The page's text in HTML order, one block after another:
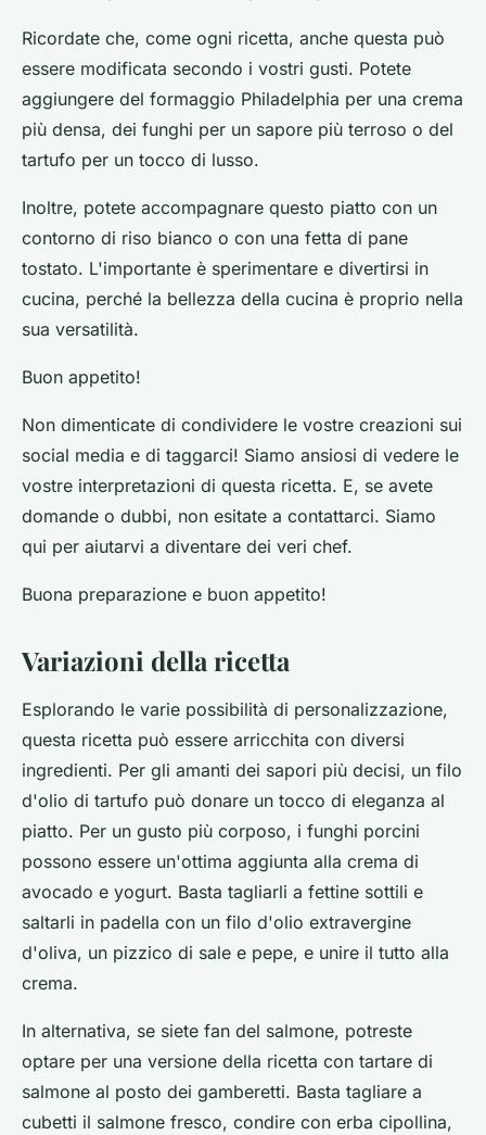
Ricordate che, come ogni ricetta, anche questa può
essere modificata secondo i vostri gusti. Potete
aggiungere del formaggio Philadelphia per una crema
più densa, dei funghi per un sapore più terroso o del
tartufo per un tocco di lusso.
Inoltre, potete accompagnare questo piatto con un
contorno di riso bianco o con una fetta di pane
tostato. L'importante è sperimentare e divertirsi in
cucina, perché la bellezza della cucina è proprio nella
sua versatilità.
Buon appetito!
Non dimenticate di condividere le vostre creazioni sui
social media e di taggarci! Siamo ansiosi di vedere le
vostre interpretazioni di questa ricetta. E, se avete
domande o dubbi, non esitate a contattarci. Siamo
qui per aiutarvi a diventare dei veri chef.
Buona preparazione e buon appetito!
Variazioni della ricetta
Esplorando le varie possibilità di personalizzazione,
questa ricetta può essere arricchita con diversi
ingredienti. Per gli amanti dei sapori più decisi, un filo
d'olio di tartufo può donare un tocco di eleganza al
piatto. Per un gusto più corposo, i funghi porcini
possono essere un'ottima aggiunta alla crema di
avocado e yogurt. Basta tagliarli a fettine sottili e
saltarli in padella con un filo d'olio extravergine
d'oliva, un pizzico di sale e pepe, e unire il tutto alla
crema.
In alternativa, se siete fan del salmone, potreste
optare per una versione della ricetta con tartare di
salmone al posto dei gamberetti. Basta tagliare a
cubetti il salmone fresco, condire con erba cipollina,